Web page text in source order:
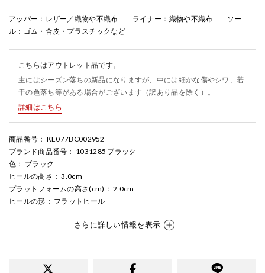
アッパー：レザー／織物や不織布 ライナー：織物や不織布 ソー
ル：ゴム・合皮・プラスチックなど
こちらはアウトレット品です。
主にはシーズン落ちの新品になりますが、中には細かな傷やシワ、若
干の色落ち等がある場合がございます（訳あり品を除く）。
詳細はこちら
商品番号 ： KE077BC002952
ブランド商品番号 ： 1031285 ブラック
色 ： ブラック
ヒールの高さ ： 3.0cm
プラットフォームの高さ(cm) ： 2.0cm
ヒールの形 ： フラットヒール
さらに詳しい情報を表示